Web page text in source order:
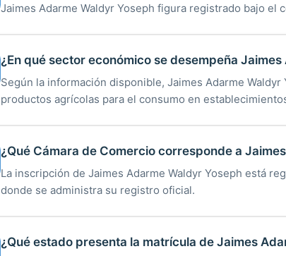
Jaimes Adarme Waldyr Yoseph figura registrado bajo el
¿En qué sector económico se desempeña
Según la información disponible, Jaimes Adarme
productos agrícolas para el consumo en
¿Qué Cámara de Comercio corresponde a
La inscripción de Jaimes Adarme Waldyr Yoseph está
donde se administra su registro oficial.
¿Qué estado presenta la matrícula de Jaimes